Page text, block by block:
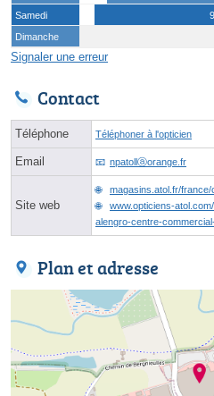
Samedi
Dimanche
Signaler une erreur
Contact
Téléphone Téléphoner à l'opticien
Email npatollⓐorange.fr
Site web
magasins.atol.fr/
www.opticiens-
alengro-centre-
Plan et adresse